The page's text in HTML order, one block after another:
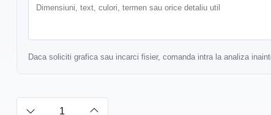
Daca soliciti grafica sau incarci fisier, comanda intra la analiza